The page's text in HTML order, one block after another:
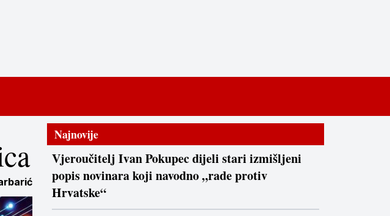
Najnovije
Vjeroučitelj Ivan Pokupec dijeli stari izmišljeni
popis novinara koji navodno „rade protiv
Hrvatske“